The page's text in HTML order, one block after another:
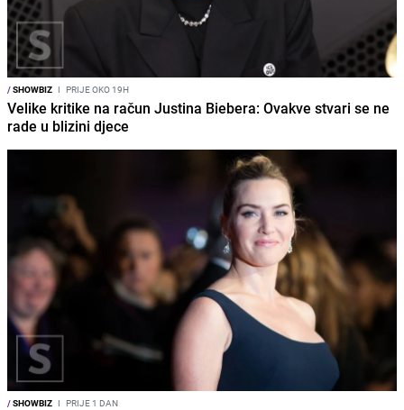
/SHOWBIZ I PRIJE OKO 19H
Velike kritike na račun Justina Biebera: Ovakve stvari se ne
rade u blizini djece
/SHOWBIZ I PRIJE 1 DAN